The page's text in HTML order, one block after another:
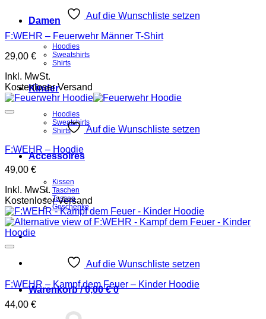
Damen
Hoodies
Sweatshirts
Shirts
Kinder
Hoodies
Sweatshirts
Shirts
Accessoires
Kissen
Taschen
Tassen
Geschenke
Warenkorb /0,00€ 0
Auf die Wunschliste setzen
F:WEHR – Feuerwehr Männer T-Shirt
29,00 €
Inkl. MwSt.
Kostenloser Versand
Auf die Wunschliste setzen
F:WEHR – Hoodie
49,00 €
Inkl. MwSt.
Kostenloser Versand
Auf die Wunschliste setzen
F:WEHR – Kampf dem Feuer – Kinder Hoodie
44,00 €